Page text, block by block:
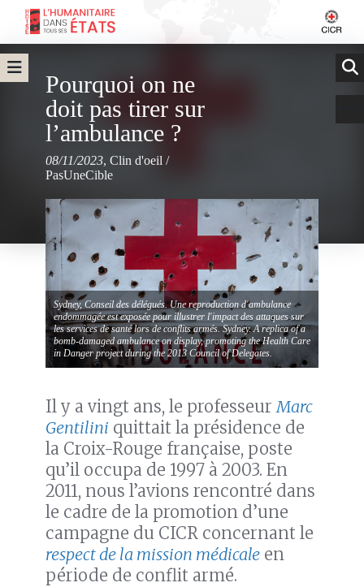
Pourquoi on ne
doit pas tirer sur
l’ambulance ?
08/11/2023, Clin d'oeil /
PasUneCible
Sydney, Conseil des délégués. Une reproduction d'ambulance
endommagée est exposée pour illustrer l'impact des attaques sur
les services de santé lors de conflits armés. Sydney. A replica of a
bomb-damaged ambulance on display, promoting the Health Care
in Danger project during the 2013 Council of Delegates.
Il y a vingt ans, le professeurMarc
Gentilini quittait la présidence de
la Croix-Rouge française, poste
qu’il occupa de 1997 à 2003. En
2011, nous l’avions rencontré dans
le cadre de la promotion d’une
campagne du CICR concernant le
respect de la mission médicale en
période de conflit armé.